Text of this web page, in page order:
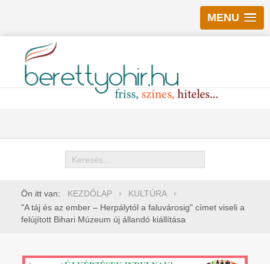
MENU
Keresés
Ön itt van: KEZDŐLAP
KULTÚRA
"A táj és az ember – Herpálytól a faluvárosig" címet viseli a
felújított Bihari Múzeum új állandó kiállítása